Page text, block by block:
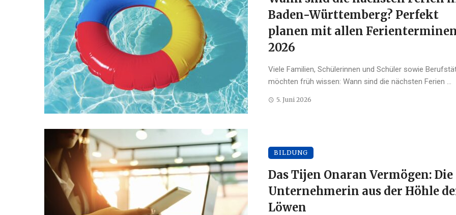
Baden-Württemberg? Perfekt
planen mit allen
2026
Viele Familien, Schülerinnen und Schüler sowie
möchten früh wissen: Wann sind die nächsten Ferien ...
5. Juni 2026
BILDUNG
Das Tijen Onaran Vermögen: Die
Unternehmerin aus der Höhle
Löwen